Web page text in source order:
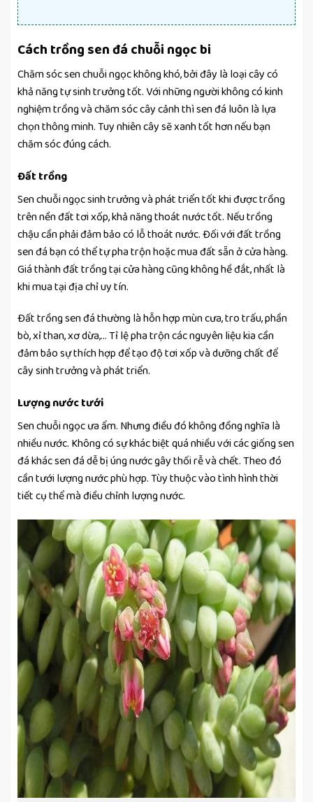
Cách trồng sen đá chuỗi ngọc bi
Chăm sóc sen chuỗi ngọc không khó, bởi đây là loại cây có
khả năng tự sinh trưởng tốt. Với những người không có kinh
nghiệm trồng và chăm sóc cây cảnh thì sen đá luôn là lựa
chọn thông minh. Tuy nhiên cây sẽ xanh tốt hơn nếu bạn
chăm sóc đúng cách.
Đất trồng
Sen chuỗi ngọc sinh trưởng và phát triển tốt khi được trồng
trên nền đất tơi xốp, khả năng thoát nước tốt. Nếu trồng
chậu cần phải đảm bảo có lỗ thoát nước. Đối với đất trồng
sen đá bạn có thể tự pha trộn hoặc mua đất sẵn ở cửa hàng.
Giá thành đất trồng tại cửa hàng cũng không hề đắt, nhất là
khi mua tại địa chỉ uy tín.
Đất trồng sen đá thường là hỗn hợp mùn cưa, tro trấu, phần
bò, xỉ than, xơ dừa,… Tỉ lệ pha trộn các nguyên liệu kia cần
đảm bảo sự thích hợp để tạo độ tơi xốp và dưỡng chất để
cây sinh trưởng và phát triển.
Lượng nước tưới
Sen chuỗi ngọc ưa ẩm. Nhưng điều đó không đồng nghĩa là
nhiều nước. Không có sự khác biệt quá nhiều với các giống sen
đá khác sen đá dễ bị úng nước gây thối rễ và chết. Theo đó
cần tưới lượng nước phù hợp. Tùy thuộc vào tình hình thời
tiết cụ thể mà điều chỉnh lượng nước.